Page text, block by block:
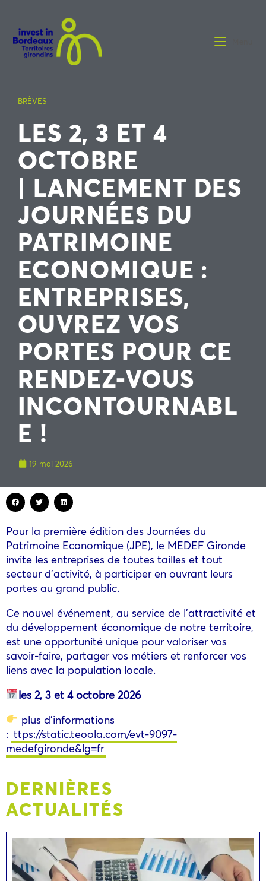
BRÈVES
LES 2, 3 ET 4
OCTOBRE
| LANCEMENT DES
JOURNÉES DU
PATRIMOINE
ECONOMIQUE :
ENTREPRISES,
OUVREZ VOS
PORTES POUR CE
RENDEZ-VOUS
INCONTOURNABL
E !
19 mai 2026
Pour la première édition des Journées du
Patrimoine Economique (JPE), le MEDEF Gironde
invite les entreprises de toutes tailles et tout
secteur d’activité, à participer en ouvrant leurs
portes au grand public.
Ce nouvel événement, au service de l’attractivité et
du développement économique de notre territoire,
est une opportunité unique pour valoriser vos
savoir-faire, partager vos métiers et renforcer vos
liens avec la population locale.
les 2, 3 et 4 octobre 2026
plus d’informations
: ttps://static.teoola.com/evt-9097-
medefgironde&lg=fr
DERNIÈRES
ACTUALITÉS